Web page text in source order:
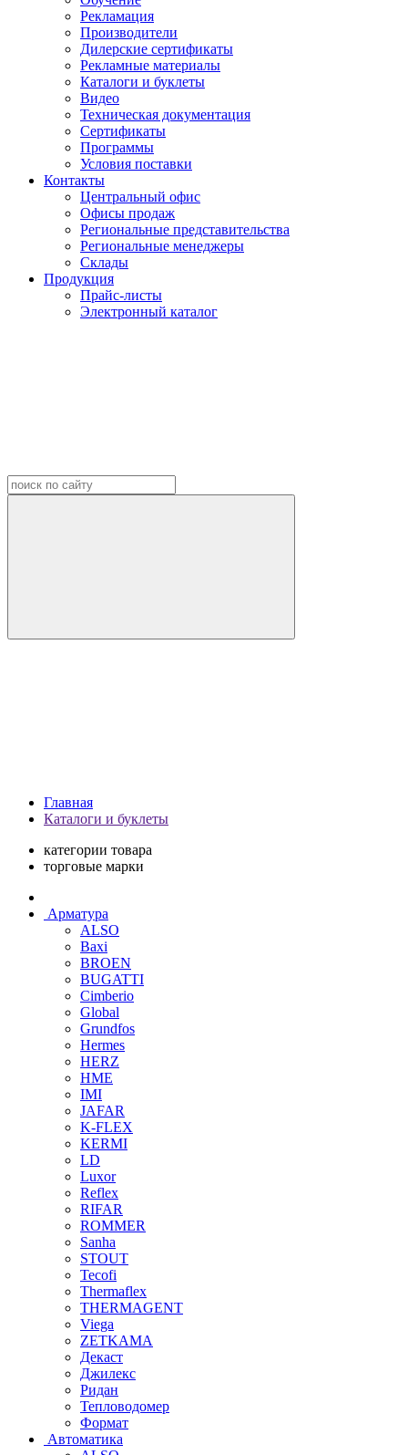
Рекламация
Производители
Дилерские сертификаты
Рекламные материалы
Каталоги и буклеты
Видео
Техническая документация
Сертификаты
Программы
Условия поставки
Контакты
Центральный офис
Офисы продаж
Региональные представительства
Региональные менеджеры
Склады
Продукция
Прайс-листы
Электронный каталог
Главная
Каталоги и буклеты
категории товара
торговые марки
Арматура
ALSO
Baxi
BROEN
BUGATTI
Cimberio
Global
Grundfos
Hermes
HERZ
HME
IMI
JAFAR
K-FLEX
KERMI
LD
Luxor
Reflex
RIFAR
ROMMER
Sanha
STOUT
Tecofi
Thermaflex
THERMAGENT
Viega
ZETKAMA
Декаст
Джилекс
Ридан
Тепловодомер
Формат
Автоматика